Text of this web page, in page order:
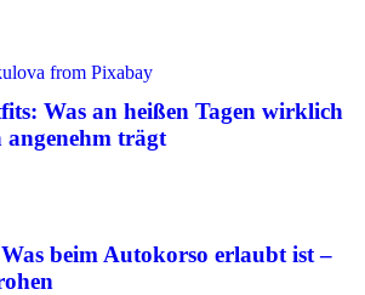
Was an heißen Tagen wirklich
angenehm trägt
beim Autokorso erlaubt ist –